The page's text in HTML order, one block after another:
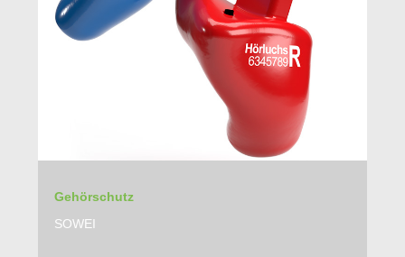
Gehörschutz
SOWEI